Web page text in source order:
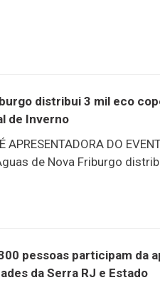
do 11º BPM
de Conselheiro e
a remoção do veículo, a
e detido no local.
distribui 3 mil eco
de Inverno
APRESENTADORA DO
de Nova Friburgo
o primeiro fim de
Apresentadora do
ativações voltadas ao
pessoas participam da
da Serra RJ e Estado